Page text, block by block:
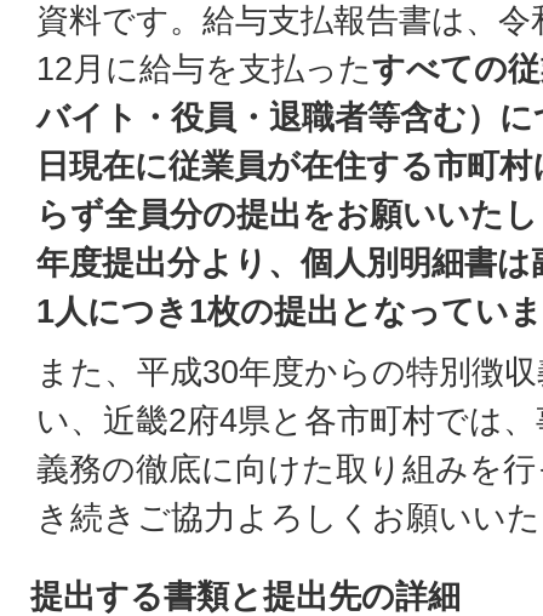
資料です。給与支払報告書は、
12月に給与を支払ったすべての
バイト・役員・退職者等含む）
日現在に従業員が在住する市町
らず全員分の提出をお願いいた
年度提出分より、個人別明細書
1人につき1枚の提出となってい
また、平成30年度からの特別徴
い、近畿2府4県と各市町村では
義務の徹底に向けた取り組みを
き続きご協力よろしくお願いい
提出する書類と提出先の詳細